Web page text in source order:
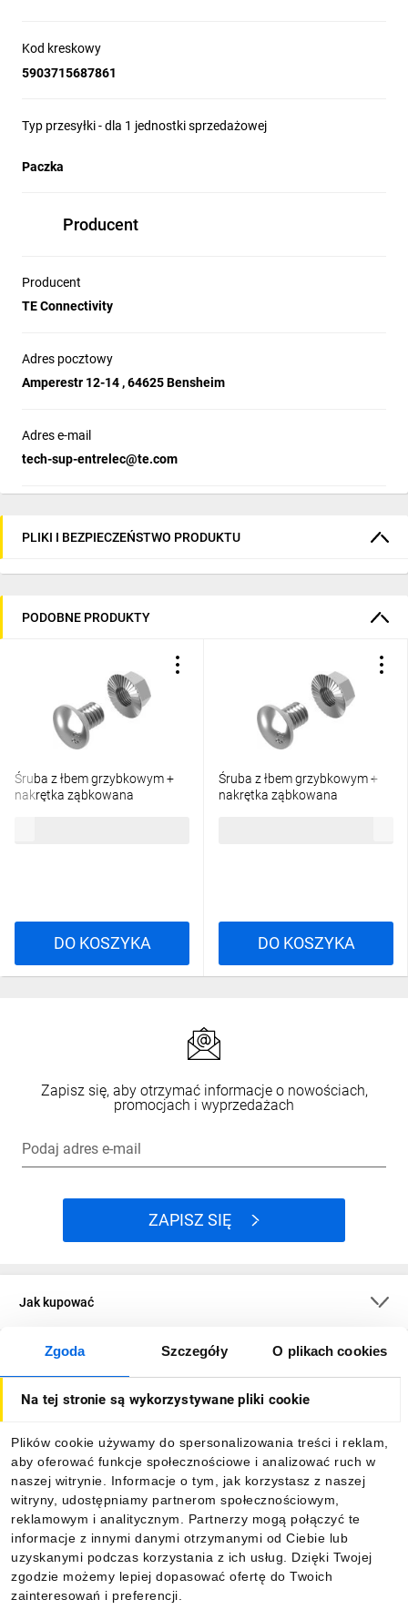
Zgoda Szczegóły O plikach cookies
Na tej stronie są wykorzystywane pliki cookie
Plików cookie używamy do spersonalizowania treści i reklam,
aby oferować funkcje społecznościowe i analizować ruch w
naszej witrynie. Informacje o tym, jak korzystasz z naszej
witryny, udostępniamy partnerom społecznościowym,
reklamowym i analitycznym. Partnerzy mogą połączyć te
informacje z innymi danymi otrzymanymi od Ciebie lub
uzyskanymi podczas korzystania z ich usług. Dzięki Twojej
zgodzie możemy lepiej dopasować ofertę do Twoich
zainteresowań i preferencji.
Kod kreskowy
5903715687861
Typ przesyłki - dla 1 jednostki sprzedażowej
Paczka
Producent
Producent
TE Connectivity
Adres pocztowy
Amperestr 12-14 , 64625 Bensheim
Adres e-mail
tech-sup-entrelec@te.com
PLIKI I BEZPIECZEŃSTWO PRODUKTU
PODOBNE PRODUKTY
Śruba z łbem grzybkowym +
nakrętka ząbkowana
DO KOSZYKA
Śruba z łbem grzybkowym +
nakrętka ząbkowana
DO KOSZYKA
Zapisz się, aby otrzymać informacje o nowościach,
promocjach i wyprzedażach
Podaj adres e-mail
ZAPISZ SIĘ
Jak kupować
O firmie
Informacje
Pobierz naszą aplikację mobilną: